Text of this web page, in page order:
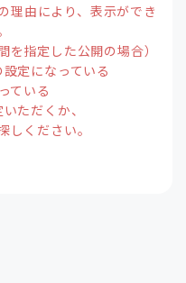
理由により、表示ができ
を指定した公開の場合）
定になっている
ている
ただくか、
しください。